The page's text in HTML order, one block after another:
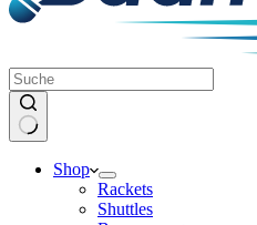
Ergebnisse
Shop
Rackets
Shuttles